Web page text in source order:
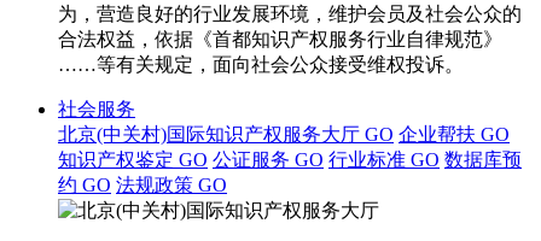
为，营造良好的行业发展环境，维护会员及社会公众的
合法权益，依据《首都知识产权服务行业自律规范》
……等有关规定，面向社会公众接受维权投诉。
社会服务
北京(中关村)国际知识产权服务大厅 GO 企业帮扶 GO
知识产权鉴定 GO 公证服务 GO 行业标准 GO 数据库预
约 GO 法规政策 GO